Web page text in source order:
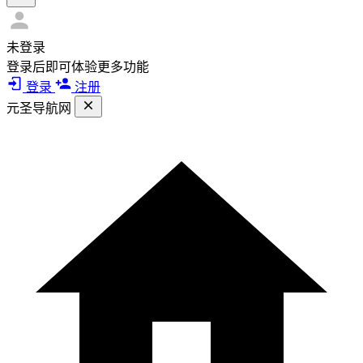
未登录
登录后即可体验更多功能
登录
注册
元圣导航网